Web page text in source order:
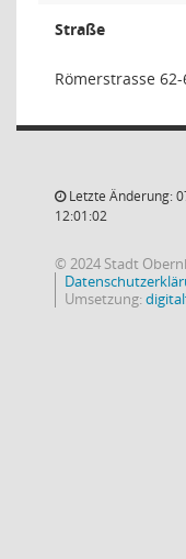
Straße
Römerstrasse
Letzte Änderung:
12:01:02
© 2024 Stadt
Umsetzung: